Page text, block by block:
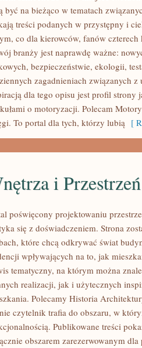
być na bieżąco w tematach
treści podanych w przystępny i
co dla kierowców, fanów czterech
branży jest naprawdę ważne:
bezpieczeństwie, ekologii,
zagadnieniach związanych
dla tego opisu jest profil strony
o motoryzacji. Polecam
To portal dla tych, którzy lubią [
i Przestrzeń
poświęcony projektowaniu
się z doświadczeniem. Strona
które chcą odkrywać świat
wpływających na to, jak
tematyczny, na którym można
realizacji, jak i użytecznych
Polecamy Historia
czytelnik trafia do obszaru, w
Publikowane treści
obszarem zarezerwowanym